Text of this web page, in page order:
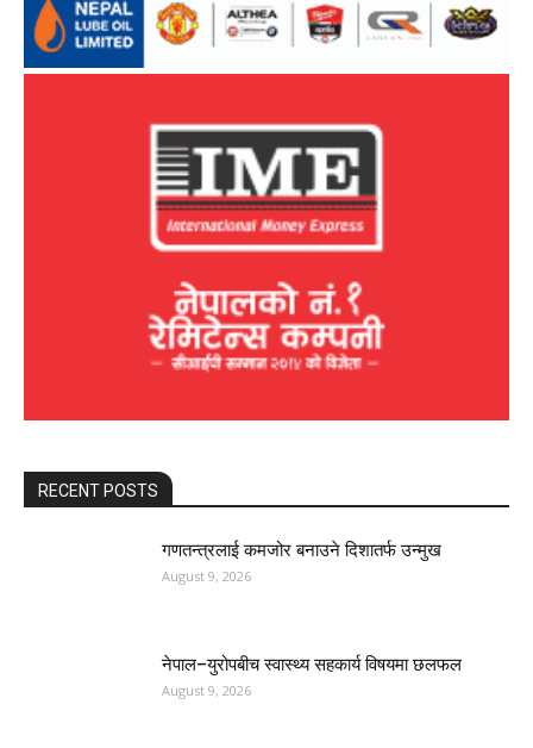
RECENT POSTS
गणतन्त्रलाई कमजोर बनाउने दिशातर्फ उन्मुख
August 9, 2026
नेपाल–युरोपबीच स्वास्थ्य सहकार्य विषयमा छलफल
August 9, 2026